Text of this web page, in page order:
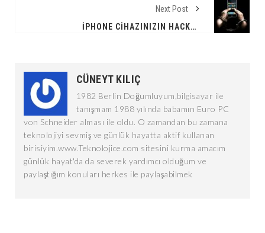
Next Post
IPHONE CIHAZINIZIN HACKLENIP HACKLENMEDIĞINI ÖĞRENIN !
CÜNEYT KILIÇ
1982 Berlin Doğumluyum,bilgisayar ile
tanışmam 1988 yılında babamın Euro PC
von Schneider alması ile oldu. O zamandan bu zamana
teknolojiyi sevmiş ve günlük hayatta aktif kullanan
birisiyim.www.Teknolojice.com sitesini kurma amacım
günlük hayat'da da severek yardımcı olduğum ve
paylaştığım konuları herkes ile paylaşabilmek